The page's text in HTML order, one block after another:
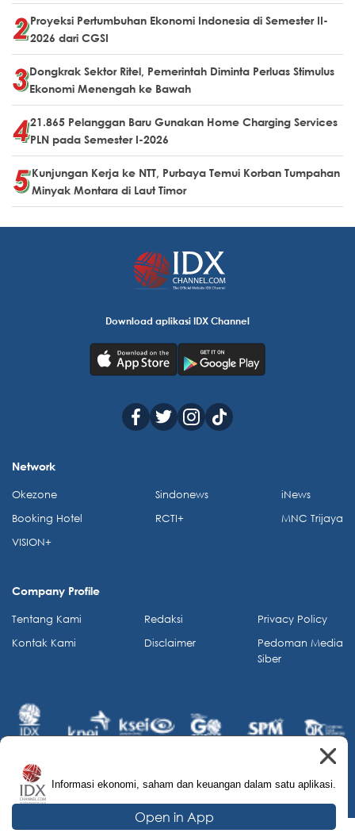
Proyeksi Pertumbuhan Ekonomi Indonesia di Semester II-
2026 dari CGSI
Dongkrak Sektor Ritel, Pemerintah Diminta Perluas Stimulus
Ekonomi Menengah ke Bawah
21.865 Pelanggan Baru Gunakan Home Charging Services
PLN pada Semester I-2026
Kunjungan Kerja ke NTT, Purbaya Temui Korban Tumpahan
Minyak Montara di Laut Timor
Informasi ekonomi, saham dan keuangan dalam satu aplikasi.
Open in App
Download aplikasi IDX Channel
Network
Okezone
Booking Hotel
VISION+
Sindonews
RCTI+
iNews
MNC Trijaya
Company Profile
Tentang Kami
Kontak Kami
Redaksi
Disclaimer
Privacy Policy
Pedoman Media
Siber
© 2026 IDX Channel. All Rights Reserved.